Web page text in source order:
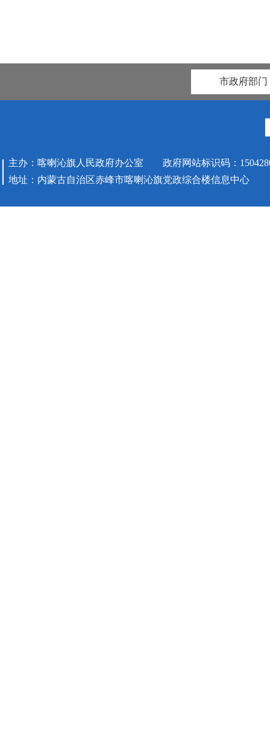
市政府部门
主办：喀喇沁旗人民政府办公室 政府网站标识码：
地址：内蒙古自治区赤峰市喀喇沁旗党政综合楼信息中心